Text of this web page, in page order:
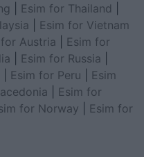
Esim for Thailand
Esim for Vietnam
Austria
Esim for
Esim for Russia
Esim for Peru
Esim
Esim for
for Norway
Esim for